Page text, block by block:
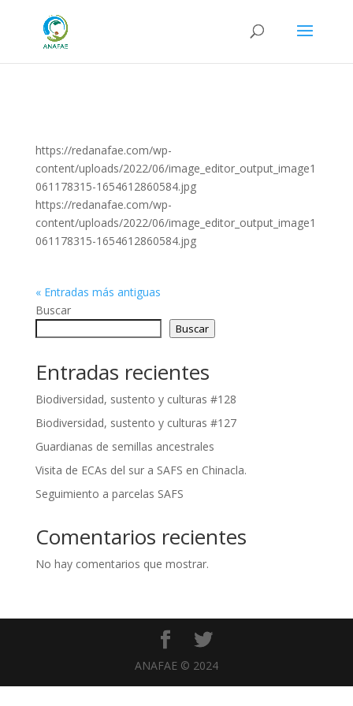
https://redanafae.com/wp-
content/uploads/2022/06/image_editor_output_image1
061178315-1654612860584.jpg
https://redanafae.com/wp-
content/uploads/2022/06/image_editor_output_image1
061178315-1654612860584.jpg
« Entradas más antiguas
Buscar
Buscar
Entradas recientes
Biodiversidad, sustento y culturas #128
Biodiversidad, sustento y culturas #127
Guardianas de semillas ancestrales
Visita de ECAs del sur a SAFS en Chinacla.
Seguimiento a parcelas SAFS
Comentarios recientes
No hay comentarios que mostrar.
ANAFAE © 2024